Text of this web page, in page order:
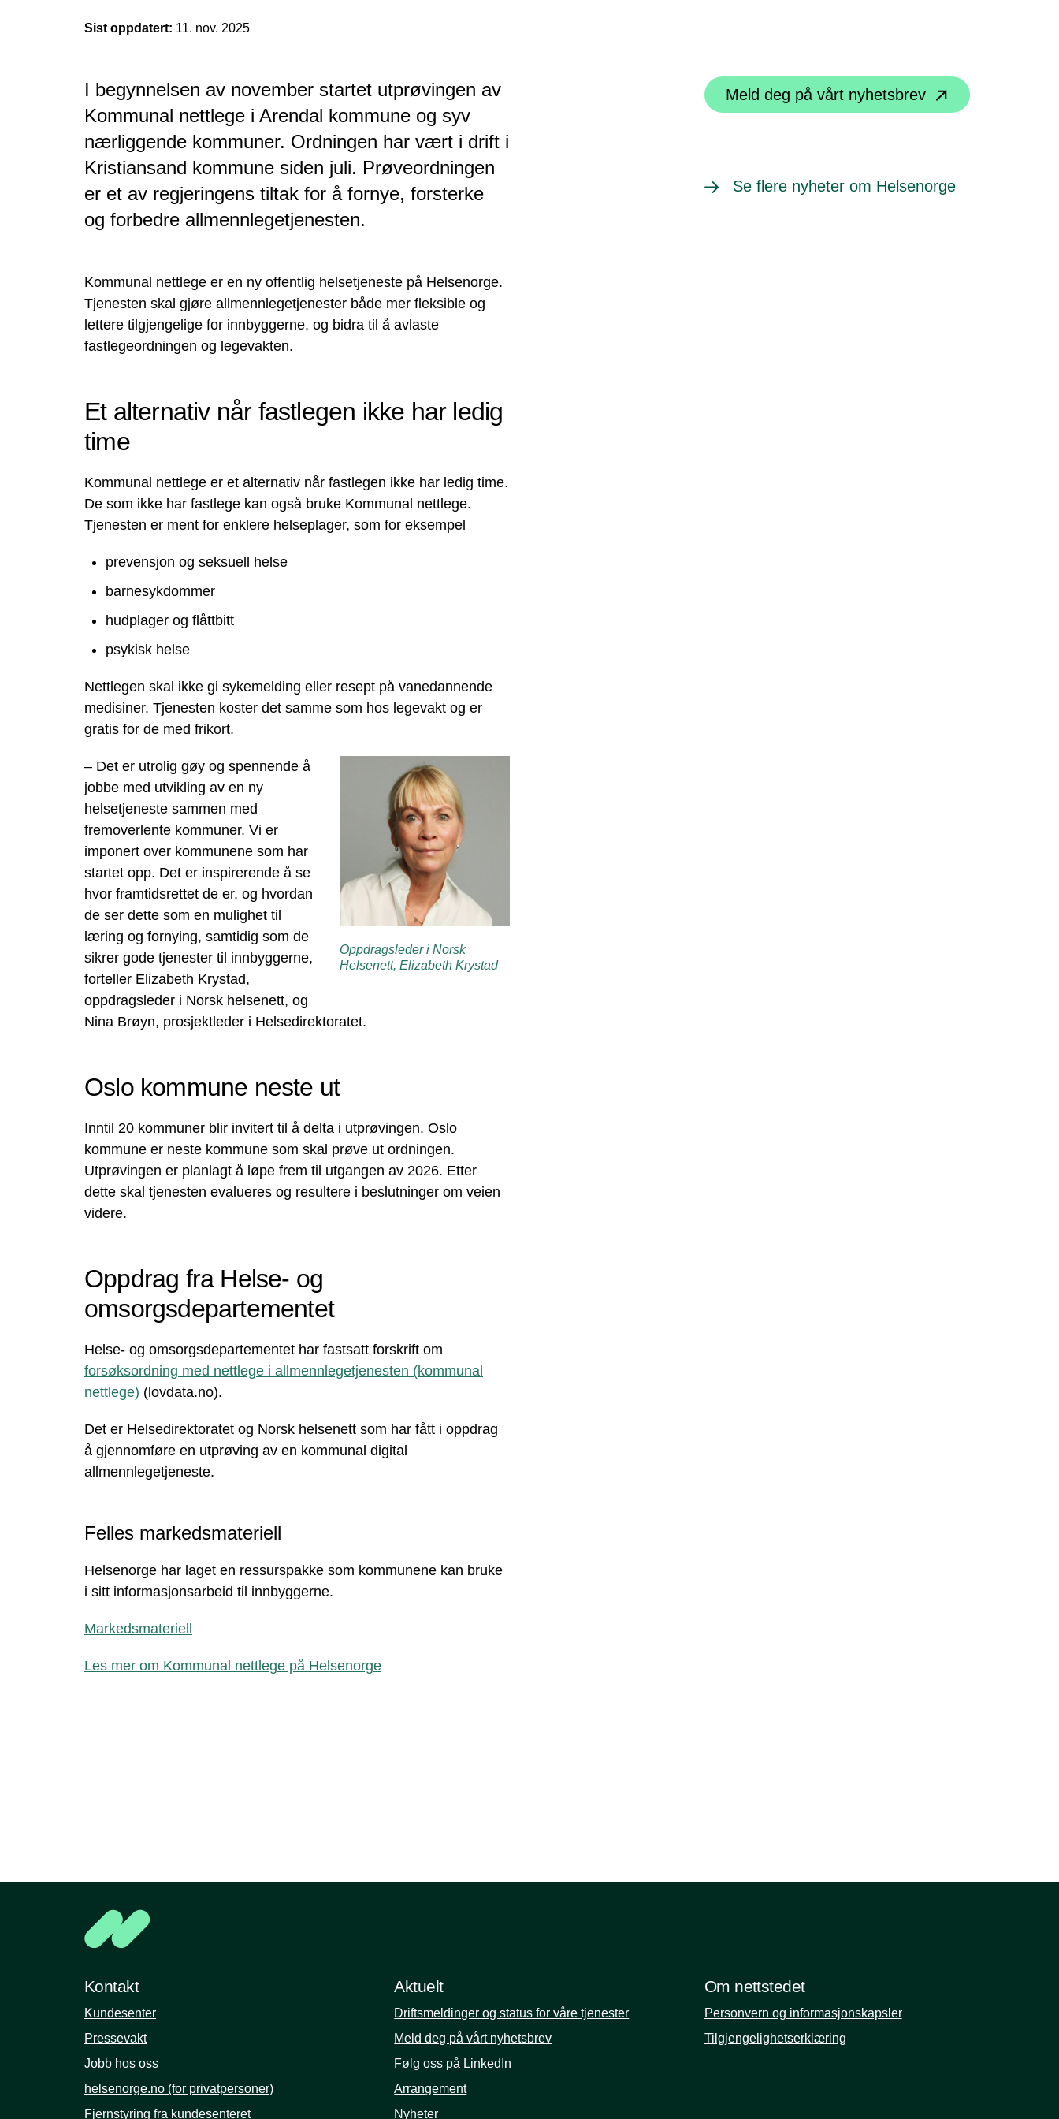
Sist oppdatert: 11. nov. 2025
I begynnelsen av november startet utprøvingen av
Kommunal nettlege i Arendal kommune og syv
nærliggende kommuner. Ordningen har vært i drift i
Kristiansand kommune siden juli. Prøveordningen
er et av regjeringens tiltak for å fornye, forsterke
og forbedre allmennlegetjenesten.
Kommunal nettlege er en ny offentlig helsetjeneste på Helsenorge.
Tjenesten skal gjøre allmennlegetjenester både mer fleksible og
lettere tilgjengelige for innbyggerne, og bidra til å avlaste
fastlegeordningen og legevakten.
Et alternativ når fastlegen ikke har ledig
time
Kommunal nettlege er et alternativ når fastlegen ikke har ledig time.
De som ikke har fastlege kan også bruke Kommunal nettlege.
Tjenesten er ment for enklere helseplager, som for eksempel
prevensjon og seksuell helse
barnesykdommer
hudplager og flåttbitt
psykisk helse
Nettlegen skal ikke gi sykemelding eller resept på vanedannende
medisiner. Tjenesten koster det samme som hos legevakt og er
gratis for de med frikort.
Oppdragsleder i Norsk
Helsenett, Elizabeth Krystad
– Det er utrolig gøy og spennende å
jobbe med utvikling av en ny
helsetjeneste sammen med
fremoverlente kommuner. Vi er
imponert over kommunene som har
startet opp. Det er inspirerende å se
hvor framtidsrettet de er, og hvordan
de ser dette som en mulighet til
læring og fornying, samtidig som de
sikrer gode tjenester til innbyggerne,
forteller Elizabeth Krystad,
oppdragsleder i Norsk helsenett, og
Nina Brøyn, prosjektleder i Helsedirektoratet.
Oslo kommune neste ut
Inntil 20 kommuner blir invitert til å delta i utprøvingen. Oslo
kommune er neste kommune som skal prøve ut ordningen.
Utprøvingen er planlagt å løpe frem til utgangen av 2026. Etter
dette skal tjenesten evalueres og resultere i beslutninger om veien
videre.
Oppdrag fra Helse- og
omsorgsdepartementet
Helse- og omsorgsdepartementet har fastsatt forskrift om
forsøksordning med nettlege i allmennlegetjenesten (kommunal
nettlege) (lovdata.no).
Det er Helsedirektoratet og Norsk helsenett som har fått i oppdrag
å gjennomføre en utprøving av en kommunal digital
allmennlegetjeneste.
Felles markedsmateriell
Helsenorge har laget en ressurspakke som kommunene kan bruke
i sitt informasjonsarbeid til innbyggerne.
Markedsmateriell
Les mer om Kommunal nettlege på Helsenorge
Meld deg på vårt nyhetsbrev
Se flere nyheter om Helsenorge
Kontakt
Kundesenter
Pressevakt
Jobb hos oss
helsenorge.no (for privatpersoner)
Fjernstyring fra kundesenteret
Aktuelt
Driftsmeldinger og status for våre tjenester
Meld deg på vårt nyhetsbrev
Følg oss på LinkedIn
Arrangement
Nyheter
Om nettstedet
Personvern og informasjonskapsler
Tilgjengelighetserklæring